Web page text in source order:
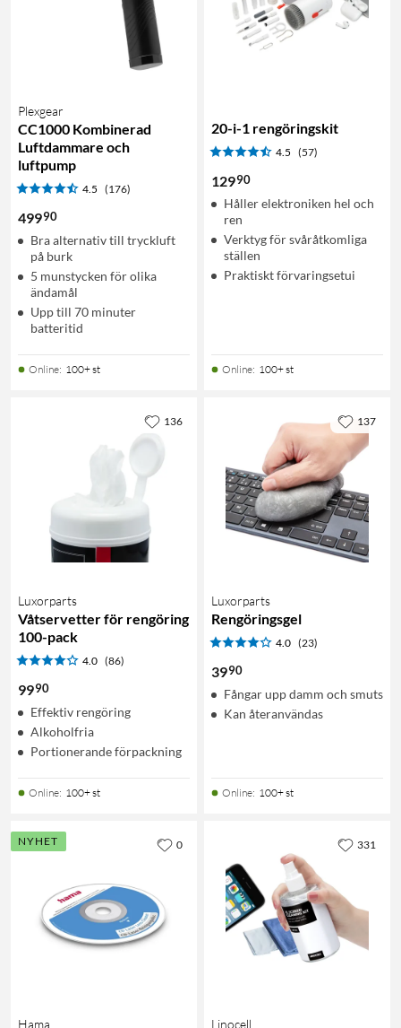
Plexgear
CC1000 Kombinerad
Luftdammare och
luftpump
4.5 (176)
49990
Bra alternativ till tryckluft
på burk
5 munstycken för olika
ändamål
Upp till 70 minuter
batteritid
Online: 100+ st
20-i-1 rengöringskit
4.5 (57)
12990
Håller elektroniken hel och
ren
Verktyg för svåråtkomliga
ställen
Praktiskt förvaringsetui
Online: 100+ st
Luxorparts
Våtservetter för rengöring
100-pack
4.0 (86)
9990
Effektiv rengöring
Alkoholfria
Portionerande förpackning
Online: 100+ st
136
Luxorparts
Rengöringsgel
4.0 (23)
3990
Fångar upp damm och smuts
Kan återanvändas
Online: 100+ st
137
NYHET
Hama
0
Linocell
331